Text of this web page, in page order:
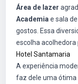
Área de lazer
Academia e sala
gostos. Essa
escolha acolhedora
Hotel Santamaria
A experiência
faz dele uma ótima